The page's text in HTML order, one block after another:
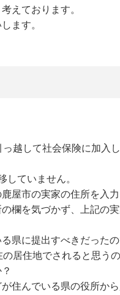
えております。
ます。
越して社会保険に加入
していません。
屋市の実家の住所を入
欄を気づかず、上記の
県に提出すべきだった
居住地でされると思う
住んでいる県の役所か